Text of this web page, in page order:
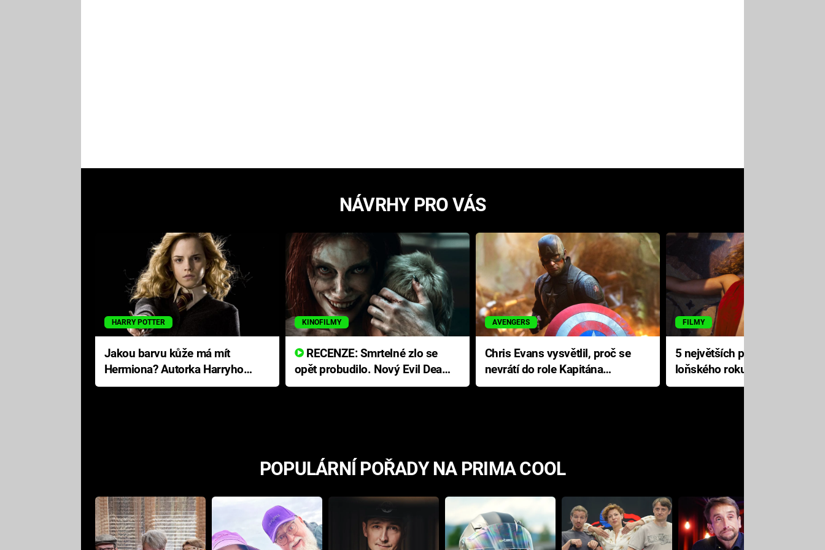
NÁVRHY PRO VÁS
HARRY POTTER
Jakou barvu kůže má mít
Hermiona? Autorka Harryho
Pottera přišla s ráznou
KINOFILMY
RECENZE: Smrtelné zlo se
opět probudilo. Nový Evil Dead
přichází s neodolatelnou
AVENGERS
Chris Evans vysvětlil, proč se
nevrátí do role Kapitána
Ameriky
FILMY
5 největších propadáků
loňského roku: Disney na
jediné katastrofě prodělal 200
POPULÁRNÍ POŘADY NA PRIMA COOL